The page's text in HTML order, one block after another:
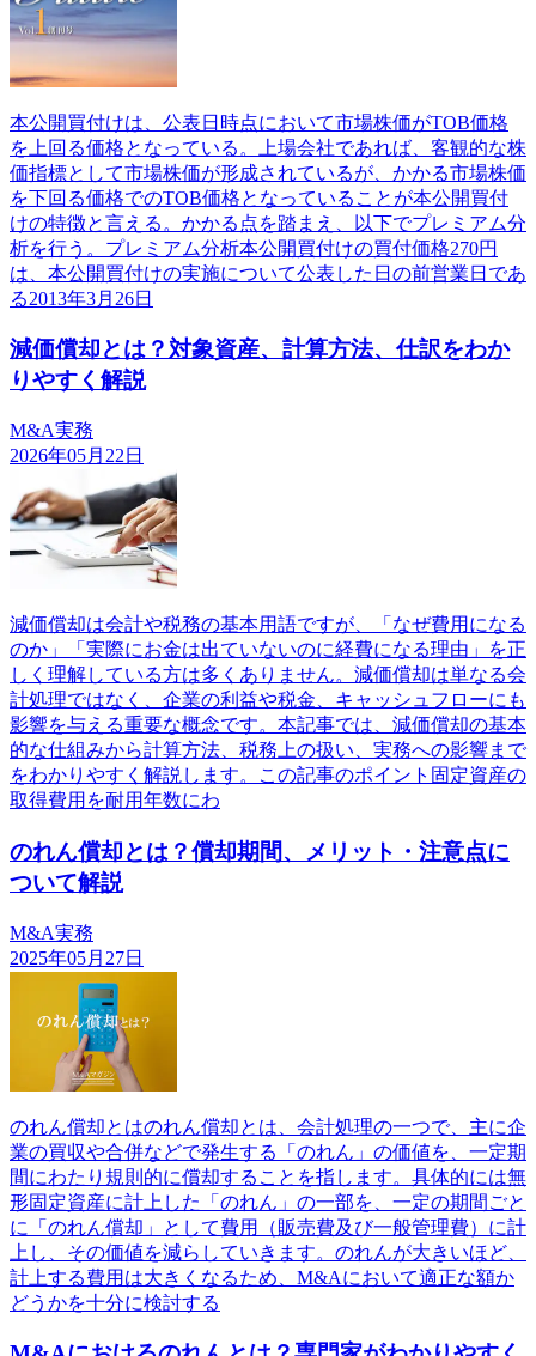
本公開買付けは、公表日時点において市場株価がTOB価格
を上回る価格となっている。上場会社であれば、客観的な株
価指標として市場株価が形成されているが、かかる市場株価
を下回る価格でのTOB価格となっていることが本公開買付
けの特徴と言える。かかる点を踏まえ、以下でプレミアム分
析を行う。プレミアム分析本公開買付けの買付価格270円
は、本公開買付けの実施について公表した日の前営業日であ
る2013年3月26日
減価償却とは？対象資産、計算方法、仕訳をわか
りやすく解説
M&A実務
2026年05月22日
減価償却は会計や税務の基本用語ですが、「なぜ費用になる
のか」「実際にお金は出ていないのに経費になる理由」を正
しく理解している方は多くありません。減価償却は単なる会
計処理ではなく、企業の利益や税金、キャッシュフローにも
影響を与える重要な概念です。本記事では、減価償却の基本
的な仕組みから計算方法、税務上の扱い、実務への影響まで
をわかりやすく解説します。この記事のポイント固定資産の
取得費用を耐用年数にわ
のれん償却とは？償却期間、メリット・注意点に
ついて解説
M&A実務
2025年05月27日
のれん償却とはのれん償却とは、会計処理の一つで、主に企
業の買収や合併などで発生する「のれん」の価値を、一定期
間にわたり規則的に償却することを指します。具体的には無
形固定資産に計上した「のれん」の一部を、一定の期間ごと
に「のれん償却」として費用（販売費及び一般管理費）に計
上し、その価値を減らしていきます。のれんが大きいほど、
計上する費用は大きくなるため、M&Aにおいて適正な額か
どうかを十分に検討する